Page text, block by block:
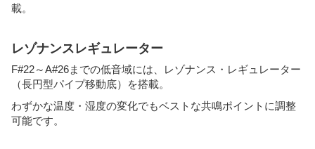
載。
レゾナンスレギュレーター
F#22～A#26までの低音域には、レゾナンス・レギュレーター
（長円型パイプ移動底）を搭載。
わずかな温度・湿度の変化でもベストな共鳴ポイントに調整
可能です。